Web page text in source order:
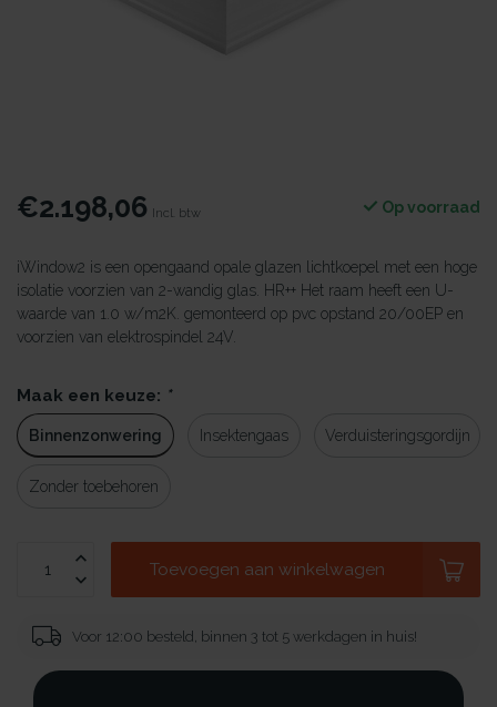
€2.198,06 Incl. btw Op voorraad
iWindow2 is een opengaand opale glazen lichtkoepel met een hoge
isolatie voorzien van 2-wandig glas. HR++ Het raam heeft een U-
waarde van 1.0 w/m2K. gemonteerd op pvc opstand 20/00EP en
voorzien van elektrospindel 24V.
Maak een keuze: *
Binnenzonwering Insektengaas Verduisteringsgordijn
Zonder toebehoren
Toevoegen aan winkelwagen
Voor 12:00 besteld, binnen 3 tot 5 werkdagen in huis!